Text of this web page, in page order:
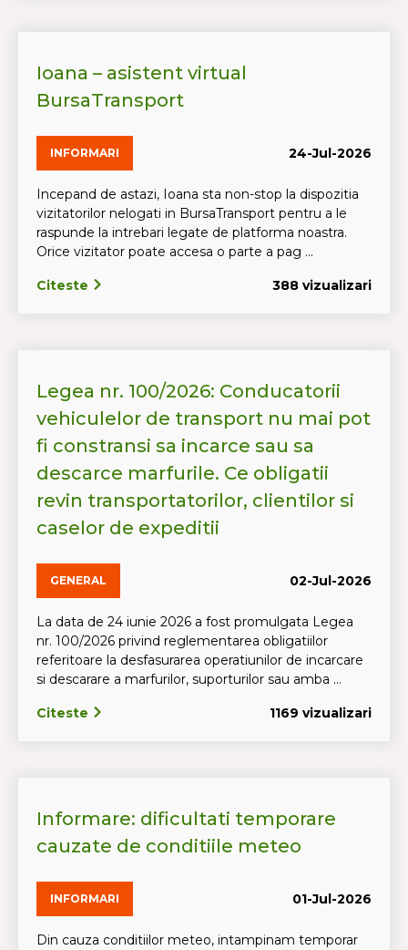
Ioana – asistent virtual
BursaTransport
INFORMARI 24-Jul-2026
Incepand de astazi, Ioana sta non-stop la dispozitia
vizitatorilor nelogati in BursaTransport pentru a le
raspunde la intrebari legate de platforma noastra.
Orice vizitator poate accesa o parte a pag ...
Citeste 388 vizualizari
Legea nr. 100/2026: Conducatorii
vehiculelor de transport nu mai pot
fi constransi sa incarce sau sa
descarce marfurile. Ce obligatii
revin transportatorilor, clientilor si
caselor de expeditii
GENERAL 02-Jul-2026
La data de 24 iunie 2026 a fost promulgata Legea
nr. 100/2026 privind reglementarea obligatiilor
referitoare la desfasurarea operatiunilor de incarcare
si descarare a marfurilor, suporturilor sau amba ...
Citeste 1169 vizualizari
Informare: dificultati temporare
cauzate de conditiile meteo
INFORMARI 01-Jul-2026
Din cauza conditiilor meteo, intampinam temporar